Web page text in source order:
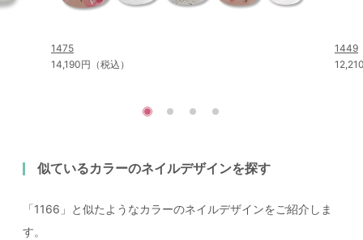
1475
14,190円（税込）
1449
似ているカラーのネイルデザインを探す
「1166」と似たようなカラーのネイルデザインをご紹介しま
す。